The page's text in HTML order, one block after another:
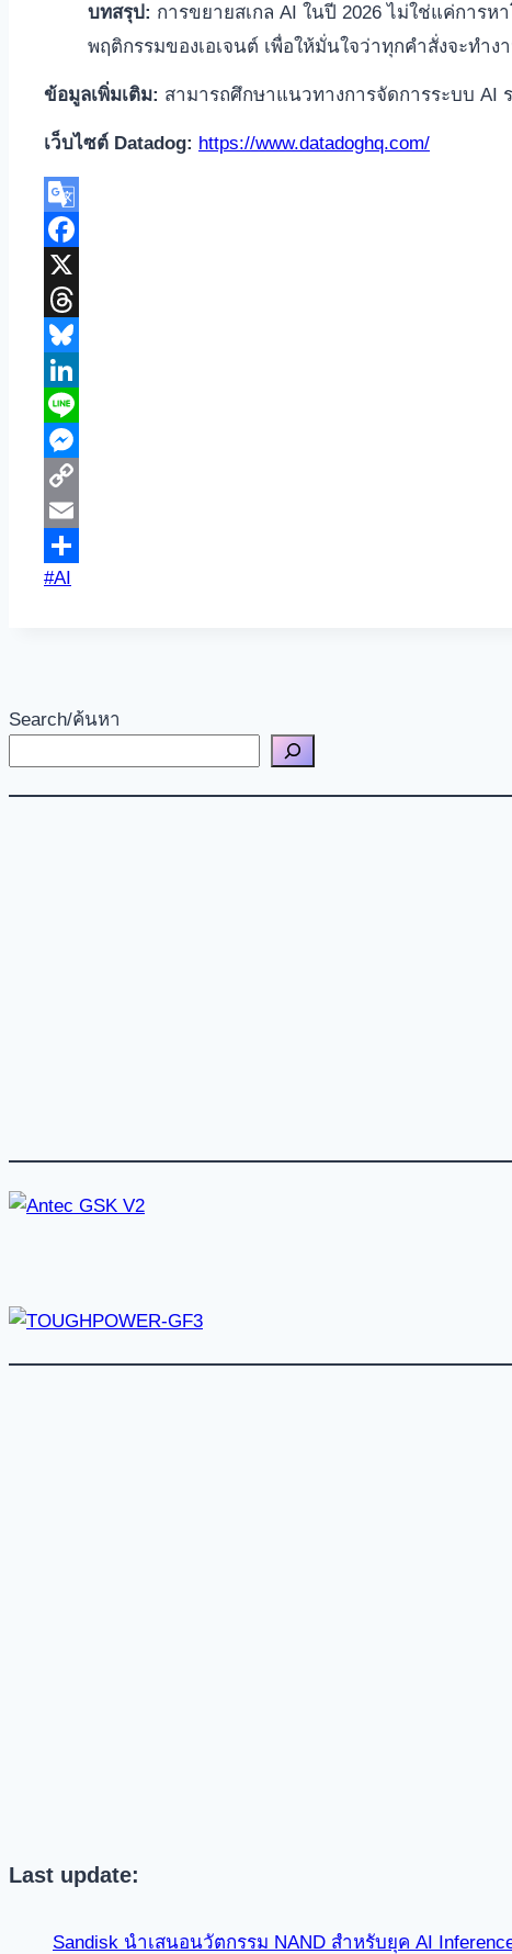
บทสรุป: การขยายสเกล AI ในปี 2026 ไม่ใช่แค่การห
พฤติกรรมของเอเจนต์ เพื่อให้มั่นใจว่าทุกคำสั่งจะทำ
ข้อมูลเพิ่มเติม: สามารถศึกษาแนวทางการจัดการระบบ AI
เว็บไซต์ Datadog: https://www.datadoghq.com/
Google
Translate
Facebook
X
Threads
Bluesky
LinkedIn
Line
Messenger
Copy
Link
Email
Share
Post
#AI
Search/ค้นหา
Last update:
Sandisk นำเสนอนวัตกรรม NAND สำหรับยุค AI